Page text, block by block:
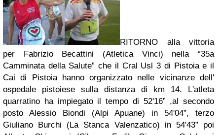
RITORNO alla vittoria
per Fabrizio Becattini (Atletica Vinci) nella “35a
Camminata della Salute” che il Cral Usl 3 di Pistoia e il
Cai di Pistoia hanno organizzato nelle vicinanze dell'
ospedale pistoiese sulla distanza di km 14. L'atleta
quarratino ha impiegato il tempo di 52'16” ,al secondo
posto Alessio Biondi (Alpi Apuane) in 54'04”, terzo
Giuliano Burchi (La Stanca Valenzatico) in 54'43” poi